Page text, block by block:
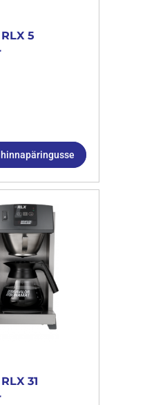
5
31